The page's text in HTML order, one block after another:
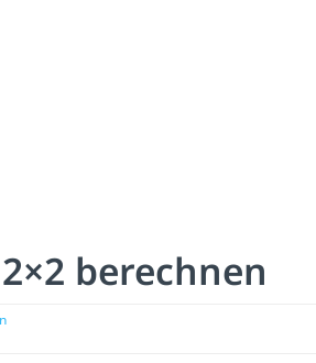
berechnen